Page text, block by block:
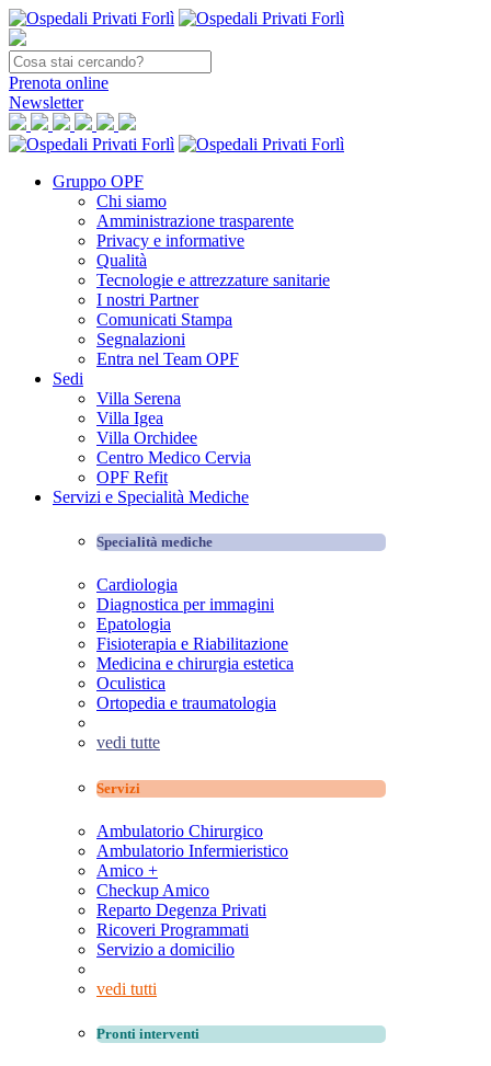
Prenota online
Newsletter
Gruppo OPF
Chi siamo
Amministrazione trasparente
Privacy e informative
Qualità
Tecnologie e attrezzature sanitarie
I nostri Partner
Comunicati Stampa
Segnalazioni
Entra nel Team OPF
Sedi
Villa Serena
Villa Igea
Villa Orchidee
Centro Medico Cervia
OPF Refit
Servizi e Specialità Mediche
Specialità mediche
Cardiologia
Diagnostica per immagini
Epatologia
Fisioterapia e Riabilitazione
Medicina e chirurgia estetica
Oculistica
Ortopedia e traumatologia
vedi tutte
Servizi
Ambulatorio Chirurgico
Ambulatorio Infermieristico
Amico +
Checkup Amico
Reparto Degenza Privati
Ricoveri Programmati
Servizio a domicilio
vedi tutti
Pronti interventi